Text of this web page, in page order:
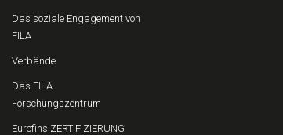
Das soziale Engagement von
FILA
Verbände
Das FILA-
Forschungszentrum
Eurofins ZERTIFIZIERUNG